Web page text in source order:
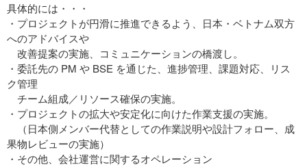
具体的には・・・
・プロジェクトが円滑に推進できるよう、日本・ベトナム双方
へのアドバイスや
改善提案の実施、コミュニケーションの橋渡し。
・委託先の PM や BSE を通じた、進捗管理、課題対応、リス
ク管理
チーム組成／リソース確保の実施。
・プロジェクトの拡大や安定化に向けた作業支援の実施。
（日本側メンバー代替としての作業説明や設計フォロー、成
果物レビューの実施）
・その他、会社運営に関するオペレーション